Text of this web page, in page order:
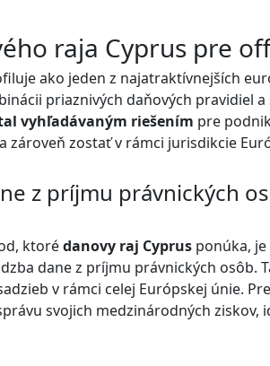
raja Cyprus pre
ako jeden z najatraktívnejších
priaznivých daňových pravidiel
vyhľadávaným riešením pre
zároveň zostať v rámci jurisdikcie
z príjmu právnických
ktorédanovy raj Cyprus ponúka,
dane z príjmu právnických osôb.
v rámci celej Európskej únie.
svojich medzinárodných ziskov,